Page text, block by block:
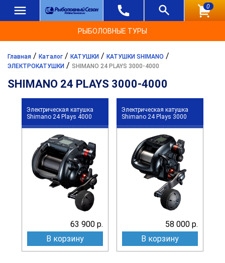
0
РЫБОЛОВНЫЕ ТУРЫ
Главная / Каталог / КАТУШКИ / КАТУШКИ SHIMANO /
ЭЛЕКТРОКАТУШКИ / SHIMANO 24 PLAYS 3000-4000
SHIMANO 24 PLAYS 3000-4000
Электрическая катушка
Shimano 24 Plays 4000
63 900 р.
В корзину
Электрическая катушка
Shimano 24 Plays 3000
58 000 р.
В корзину